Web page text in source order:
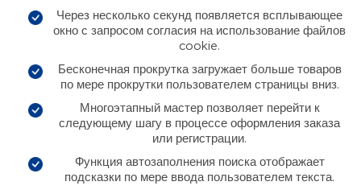
Через несколько секунд появляется всплывающее
окно с запросом согласия на использование файлов
cookie.
Бесконечная прокрутка загружает больше товаров
по мере прокрутки пользователем страницы вниз.
Многоэтапный мастер позволяет перейти к
следующему шагу в процессе оформления заказа
или регистрации.
Функция автозаполнения поиска отображает
подсказки по мере ввода пользователем текста.